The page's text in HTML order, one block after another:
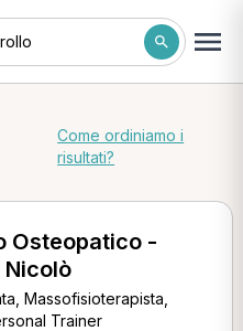
Come ordiniamo i
risultati?
Osteopatico -
Nicolò
Massofisioterapista,
Trainer